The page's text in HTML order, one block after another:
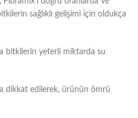
sağlıklı gelişimi için oldukça
bitkilerin yeterli miktarda su
dikkat edilerek, ürünün ömrü